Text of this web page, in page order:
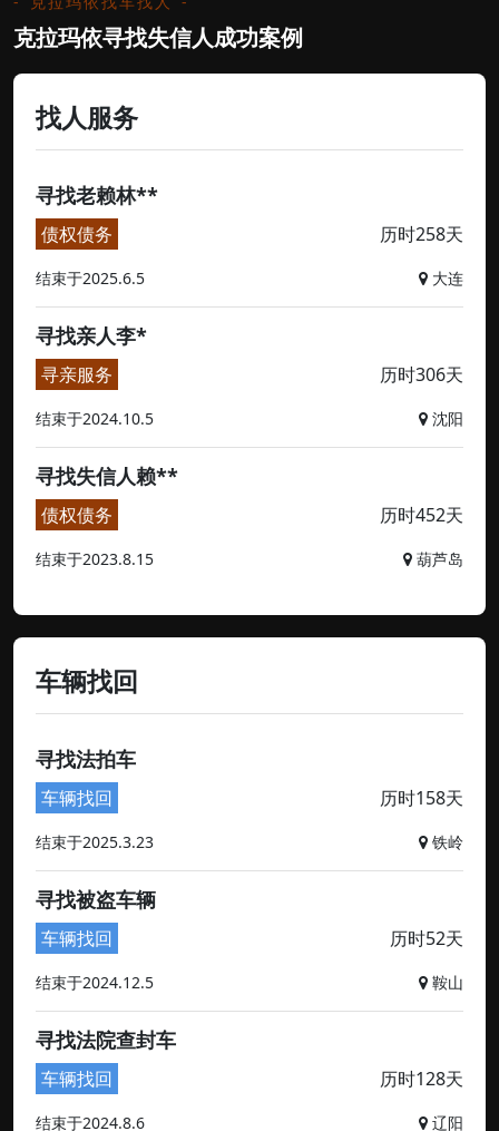
克拉玛依寻找失信人成功案例
找人服务
寻找老赖林**
债权债务 历时258天
结束于2025.6.5 大连
寻找亲人李*
寻亲服务 历时306天
结束于2024.10.5 沈阳
寻找失信人赖**
债权债务 历时452天
结束于2023.8.15 葫芦岛
车辆找回
寻找法拍车
车辆找回 历时158天
结束于2025.3.23 铁岭
寻找被盗车辆
车辆找回 历时52天
结束于2024.12.5 鞍山
寻找法院查封车
车辆找回 历时128天
结束于2024.8.6 辽阳